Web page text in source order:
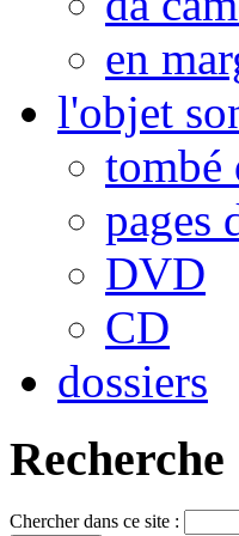
en
l'objet
tombé
pages
DVD
CD
dossiers
Recherche
Chercher dans ce site :